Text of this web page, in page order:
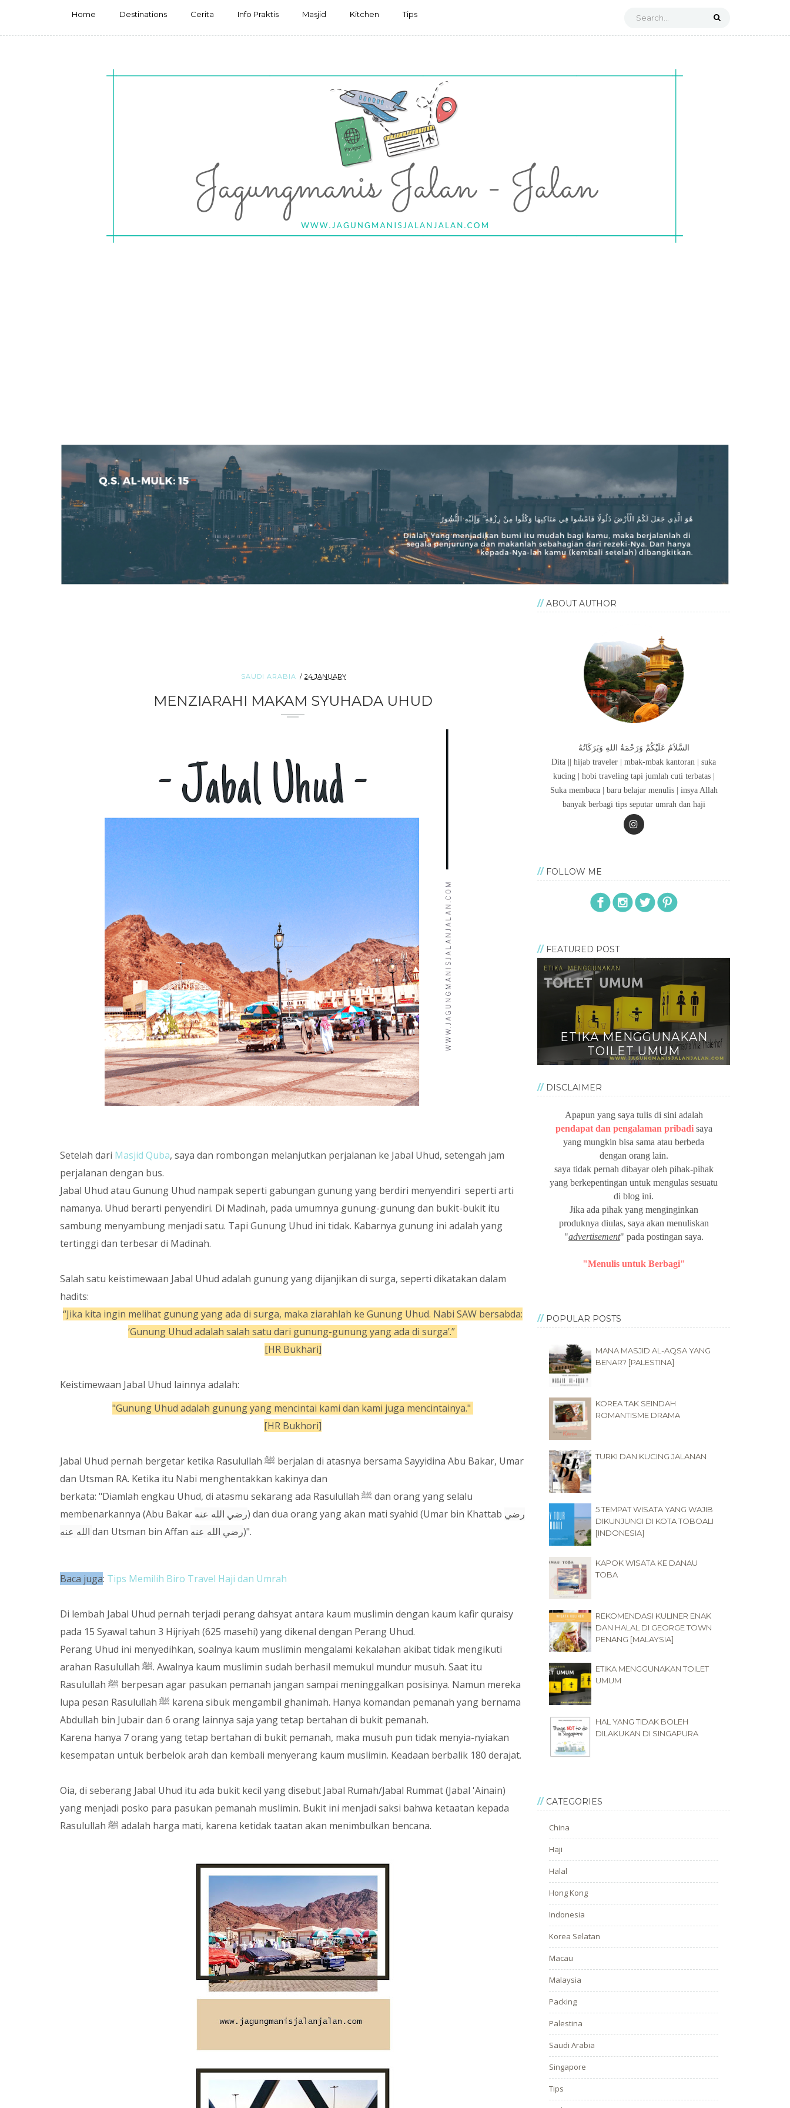
Home Destinations Cerita Info Praktis Masjid Kitchen Tips
SAUDI ARABIA 24 JANUARY
MENZIARAHI MAKAM SYUHADA UHUD
Setelah dari Masjid Quba, saya dan rombongan melanjutkan perjalanan ke Jabal Uhud, setengah jam
perjalanan dengan bus.
Jabal Uhud atau Gunung Uhud nampak seperti gabungan gunung yang berdiri menyendiri seperti arti
namanya. Uhud berarti penyendiri. Di Madinah, pada umumnya gunung-gunung dan bukit-bukit itu
sambung menyambung menjadi satu. Tapi Gunung Uhud ini tidak. Kabarnya gunung ini adalah yang
tertinggi dan terbesar di Madinah.
Salah satu keistimewaan Jabal Uhud adalah gunung yang dijanjikan di surga, seperti dikatakan dalam
hadits:
“Jika kita ingin melihat gunung yang ada di surga, maka ziarahlah ke Gunung Uhud. Nabi SAW bersabda:
‘Gunung Uhud adalah salah satu dari gunung-gunung yang ada di surga’.”
[HR Bukhari]
Keistimewaan Jabal Uhud lainnya adalah:
"Gunung Uhud adalah gunung yang mencintai kami dan kami juga mencintainya."
[HR Bukhori]
Jabal Uhud pernah bergetar ketika Rasulullah ﷺ berjalan di atasnya bersama Sayyidina Abu Bakar, Umar
dan Utsman RA. Ketika itu Nabi menghentakkan kakinya dan
berkata: "Diamlah engkau Uhud, di atasmu sekarang ada Rasulullah
dan orang yang selalu
membenarkannya (Abu Bakar رضي الله عنه) dan dua orang yang akan mati syahid (Umar bin Khattab رضي
dan Utsman bin Affan رضي الله عنه)".
Baca juga: Tips Memilih Biro Travel Haji dan Umrah
Di lembah Jabal Uhud pernah terjadi perang dahsyat antara kaum muslimin dengan kaum kafir quraisy
pada 15 Syawal tahun 3 Hijriyah (625 masehi) yang dikenal dengan Perang Uhud.
Perang Uhud ini menyedihkan, soalnya kaum muslimin mengalami kekalahan akibat tidak mengikuti
arahan Rasulullah ﷺ. Awalnya kaum muslimin sudah berhasil memukul mundur musuh. Saat itu
Rasulullah ﷺ berpesan agar pasukan pemanah jangan sampai meninggalkan posisinya. Namun mereka
lupa pesan Rasulullah ﷺ karena sibuk mengambil ghanimah. Hanya komandan pemanah yang bernama
Abdullah bin Jubair dan 6 orang lainnya saja yang tetap bertahan di bukit pemanah.
Karena hanya 7 orang yang tetap bertahan di bukit pemanah, maka musuh pun tidak menyia-nyiakan
kesempatan untuk berbelok arah dan kembali menyerang kaum muslimin. Keadaan berbalik 180 derajat.
Oia, di seberang Jabal Uhud itu ada bukit kecil yang disebut Jabal Rumah/Jabal Rummat (Jabal 'Ainain)
yang menjadi posko para pasukan pemanah muslimin. Bukit ini menjadi saksi bahwa ketaatan kepada
Rasulullah
ﷺ adalah harga mati, karena ketidak taatan akan menimbulkan bencana.
ABOUT AUTHOR
السَّلاَمُ عَلَيْكُمْ وَرَحْمَةُ اللهِ وَبَرَكَاتُهُ
Dita || hijab traveler | mbak-mbak kantoran | suka
kucing | hobi traveling tapi jumlah cuti terbatas |
Suka membaca | baru belajar menulis | insya Allah
banyak berbagi tips seputar umrah dan haji
FOLLOW ME
FEATURED POST
ETIKA MENGGUNAKAN
TOILET UMUM
DISCLAIMER
Apapun yang saya tulis di sini adalah
pendapat dan pengalaman pribadisaya
yang mungkin bisa sama atau berbeda
dengan orang lain.
saya tidak pernah dibayar oleh pihak-pihak
yang berkepentingan untuk mengulas sesuatu
di blog ini.
Jika ada pihak yang menginginkan
produknya diulas, saya akan menuliskan
"advertisement" pada postingan saya.
"Menulis untuk Berbagi"
POPULAR POSTS
MANA MASJID AL-AQSA YANG
BENAR? [PALESTINA]
KOREA TAK SEINDAH
ROMANTISME DRAMA
TURKI DAN KUCING JALANAN
5 TEMPAT WISATA YANG WAJIB
DIKUNJUNGI DI KOTA TOBOALI
[INDONESIA]
KAPOK WISATA KE DANAU
TOBA
REKOMENDASI KULINER ENAK
DAN HALAL DI GEORGE TOWN
PENANG [MALAYSIA]
ETIKA MENGGUNAKAN TOILET
UMUM
HAL YANG TIDAK BOLEH
DILAKUKAN DI SINGAPURA
CATEGORIES
China
Haji
Halal
Hong Kong
Indonesia
Korea Selatan
Macau
Malaysia
Packing
Palestina
Saudi Arabia
Singapore
Tips